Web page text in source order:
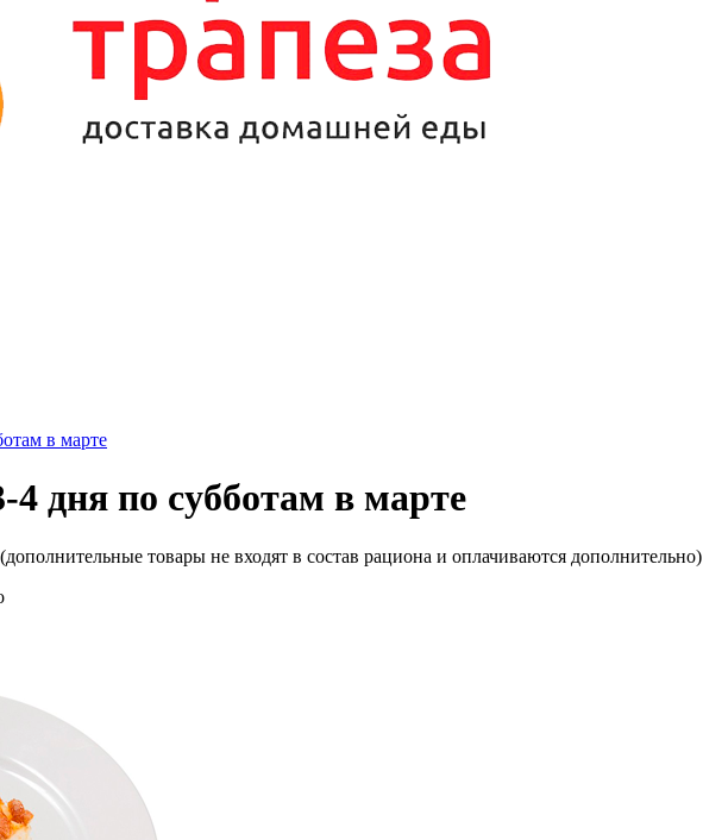
в марте
дня по субботам в марте
товары не входят в состав рациона и оплачиваются дополнительно)